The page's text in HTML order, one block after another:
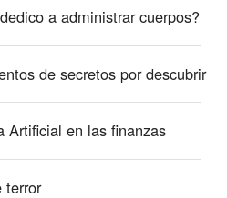
a administrar cuerpos?
de secretos por descubrir
Artificial en las finanzas
terror